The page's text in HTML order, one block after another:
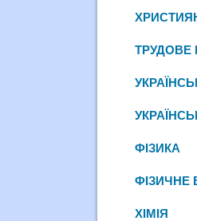
ТРУДОВЕ
ФІЗИКА
ФІЗИЧНЕ
ХІМІЯ